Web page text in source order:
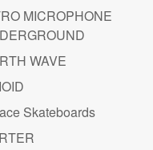
MICROPHONE
WAVE
Skateboards